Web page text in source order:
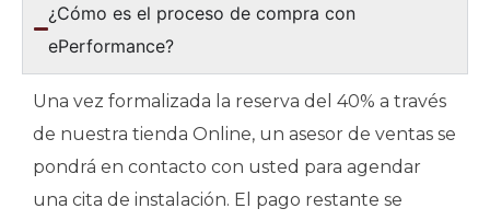
¿Cómo es el proceso de compra con
ePerformance?
Una vez formalizada la reserva del 40% a través
de nuestra tienda Online, un asesor de ventas se
pondrá en contacto con usted para agendar
una cita de instalación. El pago restante se